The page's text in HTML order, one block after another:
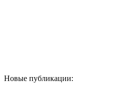
Новые публикации: